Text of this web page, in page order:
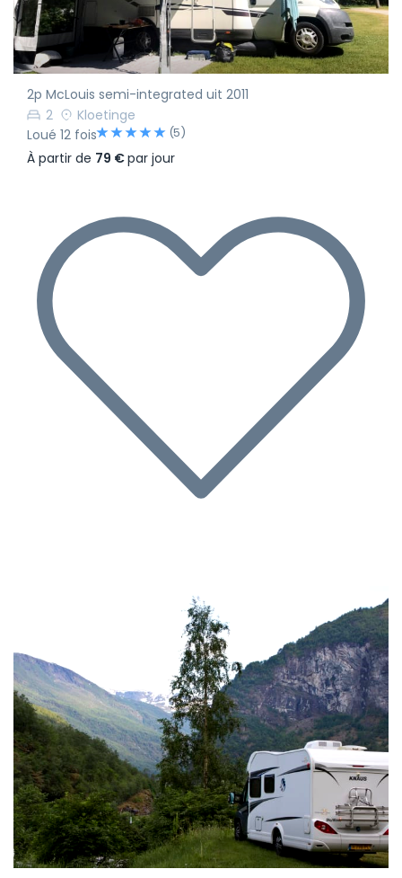
2p McLouis semi-integrated uit 2011
2
Kloetinge
Loué 12 fois
(5)
À partir de 79 €par jour